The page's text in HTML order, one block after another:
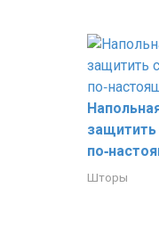
защитить
Шторы